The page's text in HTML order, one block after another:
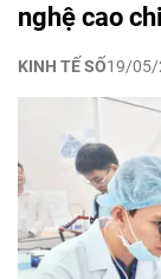
nghệ cao
KINH TẾ SỐ19/05/